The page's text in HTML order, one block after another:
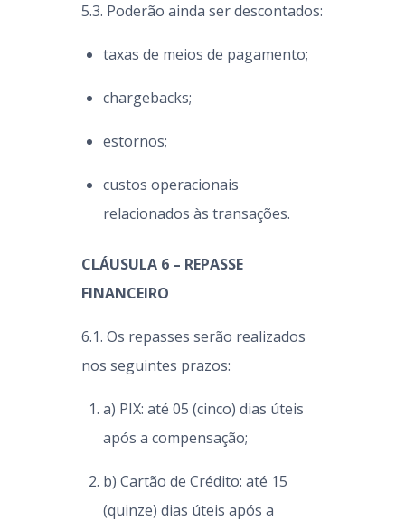
5.3. Poderão ainda ser descontados:
taxas de meios de pagamento;
chargebacks;
estornos;
custos operacionais
relacionados às transações.
CLÁUSULA 6 – REPASSE
FINANCEIRO
6.1. Os repasses serão realizados
nos seguintes prazos:
a) PIX: até 05 (cinco) dias úteis
após a compensação;
b) Cartão de Crédito: até 15
(quinze) dias úteis após a